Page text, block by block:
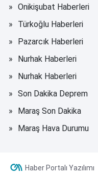
Onikişubat Haberleri
Türkoğlu Haberleri
Pazarcık Haberleri
Nurhak Haberleri
Nurhak Haberleri
Son Dakika Deprem
Maraş Son Dakika
Maraş Hava Durumu
Haber Portalı Yazılımı